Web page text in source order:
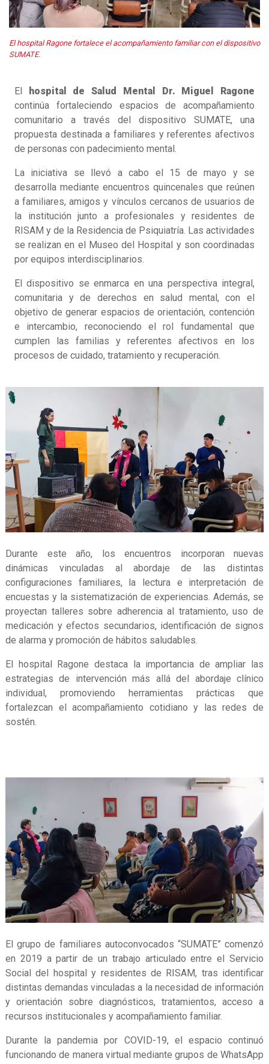
El hospital Ragone fortalece el acompañamiento familiar con el dispositivo
SUMATE.
El
hospital de Salud Mental Dr. Miguel Ragone
continúa fortaleciendo espacios de acompañamiento
comunitario a través del dispositivo SUMATE, una
propuesta destinada a familiares y referentes afectivos
de personas con padecimiento mental.
La iniciativa se llevó a cabo el 15 de mayo y se
desarrolla mediante encuentros quincenales que reúnen
a familiares, amigos y vínculos cercanos de usuarios de
la institución junto a profesionales y residentes de
RISAM y de la Residencia de Psiquiatría. Las actividades
se realizan en el Museo del Hospital y son coordinadas
por equipos interdisciplinarios.
El dispositivo se enmarca en una perspectiva integral,
comunitaria y de derechos en salud mental, con el
objetivo de generar espacios de orientación, contención
e intercambio, reconociendo el rol fundamental que
cumplen las familias y referentes afectivos en los
procesos de cuidado, tratamiento y recuperación.
Durante este año, los encuentros incorporan nuevas
dinámicas vinculadas al abordaje de las distintas
configuraciones familiares, la lectura e interpretación de
encuestas y la sistematización de experiencias. Además, se
proyectan talleres sobre adherencia al tratamiento, uso de
medicación y efectos secundarios, identificación de signos
de alarma y promoción de hábitos saludables.
El hospital Ragone destaca la importancia de ampliar las
estrategias de intervención más allá del abordaje clínico
individual, promoviendo herramientas prácticas que
fortalezcan el acompañamiento cotidiano y las redes de
sostén.
El grupo de familiares autoconvocados “SUMATE” comenzó
en 2019 a partir de un trabajo articulado entre el Servicio
Social del hospital y residentes de RISAM, tras identificar
distintas demandas vinculadas a la necesidad de información
y orientación sobre diagnósticos, tratamientos, acceso a
recursos institucionales y acompañamiento familiar.
Durante la pandemia por COVID-19, el espacio continuó
funcionando de manera virtual mediante grupos de WhatsApp